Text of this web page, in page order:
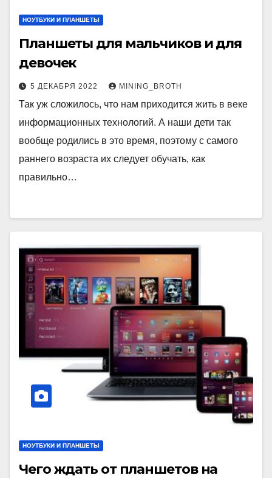
НОУТБУКИ И ПЛАНШЕТЫ
Планшеты для мальчиков и для
девочек
5 ДЕКАБРЯ 2022 MINING_BROTH
Так уж сложилось, что нам приходится жить в веке
информационных технологий. А наши дети так
вообще родились в это время, поэтому с самого
раннего возраста их следует обучать, как
правильно…
НОУТБУКИ И ПЛАНШЕТЫ
Чего ждать от планшетов на